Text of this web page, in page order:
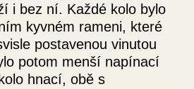
i bez ní. Každé kolo bylo
kyvném rameni, které
postavenou vinutou
potom menší napínací
hnací, obě s